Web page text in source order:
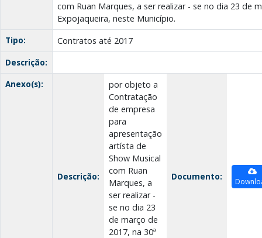
com Ruan Marques, a ser realizar - se no dia 23 de
Expojaqueira, neste Município.
Tipo:
Contratos até 2017
Descrição:
Anexo(s):
Descrição:
por objeto a
Contratação
de empresa
para
apresentação
artísta de
Show Musical
com Ruan
Marques, a
ser realizar -
se no dia 23
de março de
2017, na 30ª
Documento: